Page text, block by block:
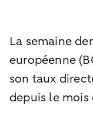
La semaine
européenne
son taux
depuis le mois